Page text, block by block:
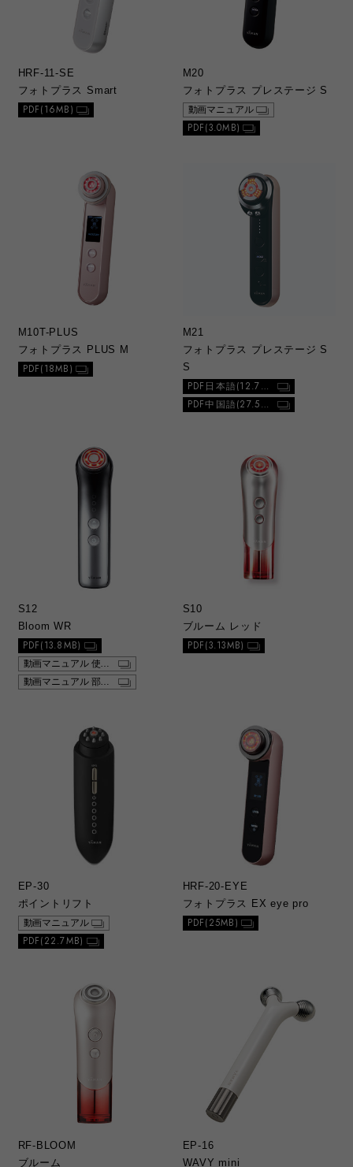
HRF-11-SE
フォトプラス Smart
PDF(16MB)
M20
フォトプラス プレステージ S
動画マニュアル
PDF(3.0MB)
M10T-PLUS
フォトプラス PLUS M
PDF(18MB)
M21
フォトプラス プレステージ S
S
PDF日本語(12.7MB)
PDF中国語(27.5MB)
S12
Bloom WR
PDF(13.8MB)
S10
ブルーム レッド
PDF(3.13MB)
EP-30
ポイントリフト
動画マニュアル
PDF(22.7MB)
HRF-20-EYE
フォトプラス EX eye pro
PDF(25MB)
RF-BLOOM
ブルーム
EP-16
WAVY mini